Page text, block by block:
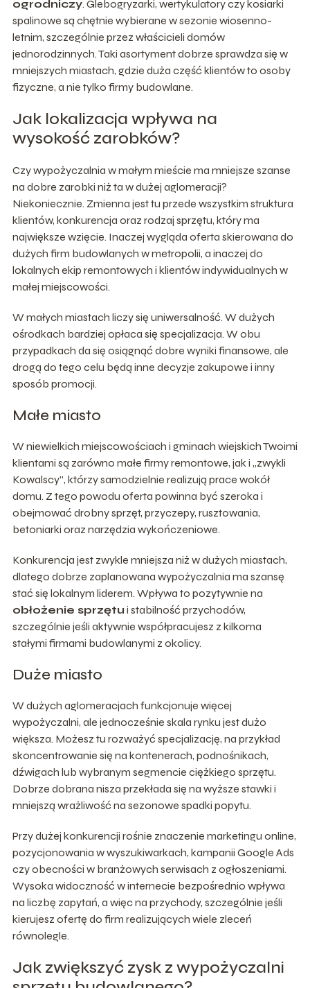
ogrodniczy. Glebogryzarki, wertykulatory czy kosiarki
spalinowe są chętnie wybierane w sezonie wiosenno-
letnim, szczególnie przez właścicieli domów
jednorodzinnych. Taki asortyment dobrze sprawdza się w
mniejszych miastach, gdzie duża część klientów to osoby
fizyczne, a nie tylko firmy budowlane.
Jak lokalizacja wpływa na
wysokość zarobków?
Czy wypożyczalnia w małym mieście ma mniejsze szanse
na dobre zarobki niż ta w dużej aglomeracji?
Niekoniecznie. Zmienna jest tu przede wszystkim struktura
klientów, konkurencja oraz rodzaj sprzętu, który ma
największe wzięcie. Inaczej wygląda oferta skierowana do
dużych firm budowlanych w metropolii, a inaczej do
lokalnych ekip remontowych i klientów indywidualnych w
małej miejscowości.
W małych miastach liczy się uniwersalność. W dużych
ośrodkach bardziej opłaca się specjalizacja. W obu
przypadkach da się osiągnąć dobre wyniki finansowe, ale
drogą do tego celu będą inne decyzje zakupowe i inny
sposób promocji.
Małe miasto
W niewielkich miejscowościach i gminach wiejskich Twoimi
klientami są zarówno małe firmy remontowe, jak i „zwykli
Kowalscy”, którzy samodzielnie realizują prace wokół
domu. Z tego powodu oferta powinna być szeroka i
obejmować drobny sprzęt, przyczepy, rusztowania,
betoniarki oraz narzędzia wykończeniowe.
Konkurencja jest zwykle mniejsza niż w dużych miastach,
dlatego dobrze zaplanowana wypożyczalnia ma szansę
stać się lokalnym liderem. Wpływa to pozytywnie na
obłożenie sprzętu i stabilność przychodów,
szczególnie jeśli aktywnie współpracujesz z kilkoma
stałymi firmami budowlanymi z okolicy.
Duże miasto
W dużych aglomeracjach funkcjonuje więcej
wypożyczalni, ale jednocześnie skala rynku jest dużo
większa. Możesz tu rozważyć specjalizację, na przykład
skoncentrowanie się na kontenerach, podnośnikach,
dźwigach lub wybranym segmencie ciężkiego sprzętu.
Dobrze dobrana nisza przekłada się na wyższe stawki i
mniejszą wrażliwość na sezonowe spadki popytu.
Przy dużej konkurencji rośnie znaczenie marketingu online,
pozycjonowania w wyszukiwarkach, kampanii Google Ads
czy obecności w branżowych serwisach z ogłoszeniami.
Wysoka widoczność w internecie bezpośrednio wpływa
na liczbę zapytań, a więc na przychody, szczególnie jeśli
kierujesz ofertę do firm realizujących wiele zleceń
równolegle.
Jak zwiększyć zysk z wypożyczalni